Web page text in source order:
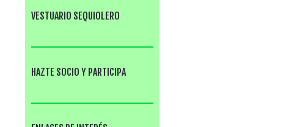
VESTUARIO SEQUIOLERO
HAZTE SOCIO Y PARTICIPA